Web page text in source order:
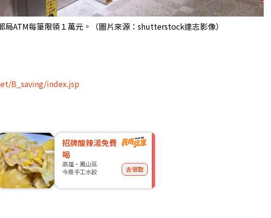
ATM每筆限領１萬元。（圖片來源：shutterstock達志影像）
B_saving/index.jsp
招牌酸辣湯免費
喝
高雄・鳳山區
今鼎手工水餃
去領取